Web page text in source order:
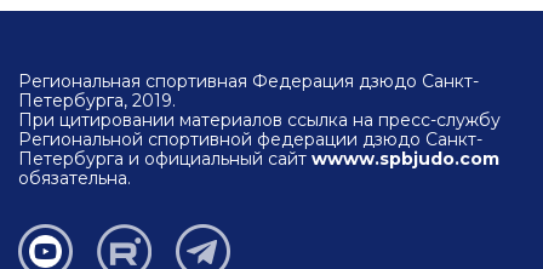
Региональная спортивная Федерация дзюдо Санкт-
Петербурга, 2019.
При цитировании материалов ссылка на пресс-службу
Региональной спортивной федерации дзюдо Санкт-
Петербурга и официальный сайт wwww.spbjudo.com
обязательна.